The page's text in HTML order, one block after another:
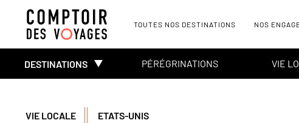
TOUTES NOS DESTINATIONS NOS
DESTINATIONS PÉRÉGRINATIONS VIE
VIE LOCALE ETATS-UNIS